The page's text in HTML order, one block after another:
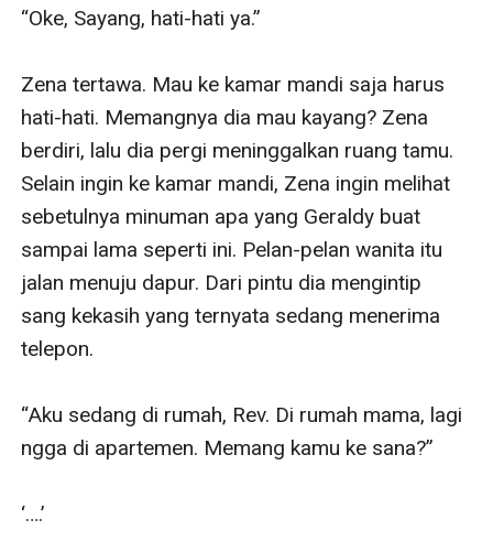
“Oke, Sayang, hati-hati ya.”
Zena tertawa. Mau ke kamar mandi saja harus
hati-hati. Memangnya dia mau kayang? Zena
berdiri, lalu dia pergi meninggalkan ruang tamu.
Selain ingin ke kamar mandi, Zena ingin melihat
sebetulnya minuman apa yang Geraldy buat
sampai lama seperti ini. Pelan-pelan wanita itu
jalan menuju dapur. Dari pintu dia mengintip
sang kekasih yang ternyata sedang menerima
telepon.
“Aku sedang di rumah, Rev. Di rumah mama, lagi
ngga di apartemen. Memang kamu ke sana?”
‘….’